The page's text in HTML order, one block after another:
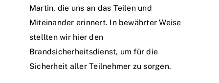
Martin, die uns an das Teilen und
Miteinander erinnert. In bewährter Weise
stellten wir hier den
Brandsicherheitsdienst, um für die
Sicherheit aller Teilnehmer zu sorgen.